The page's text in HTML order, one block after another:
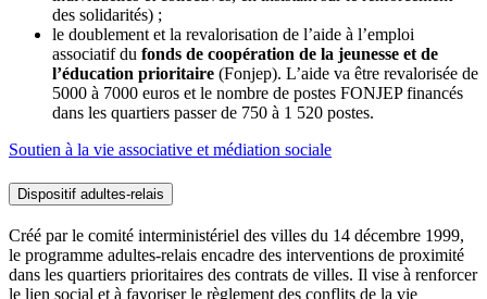
des solidarités) ;
le doublement et la revalorisation de l’aide à l’emploi
associatif du fonds de coopération de la jeunesse et de
l’éducation prioritaire (Fonjep). L’aide va être revalorisée de
5000 à 7000 euros et le nombre de postes FONJEP financés
dans les quartiers passer de 750 à 1 520 postes.
Soutien à la vie associative et médiation sociale
Dispositif adultes-relais
Créé par le comité interministériel des villes du 14 décembre 1999,
le programme adultes-relais encadre des interventions de proximité
dans les quartiers prioritaires des contrats de villes. Il vise à renforcer
le lien social et à favoriser le règlement des conflits de la vie